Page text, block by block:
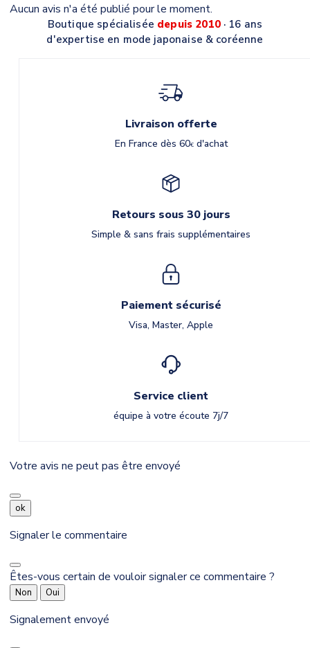
Aucun avis n'a été publié pour le moment.
Boutique spécialisée depuis 2010· 16 ans
d'expertise en mode japonaise & coréenne
Livraison offerte
En France dès 60€d'achat
Retours sous 30 jours
Simple & sans frais supplémentaires
Paiement sécurisé
Visa, Master, Apple
Service client
équipe à votre écoute 7j/7
Votre avis ne peut pas être envoyé
ok
Signaler le commentaire
Êtes-vous certain de vouloir signaler ce commentaire ?
Non Oui
Signalement envoyé